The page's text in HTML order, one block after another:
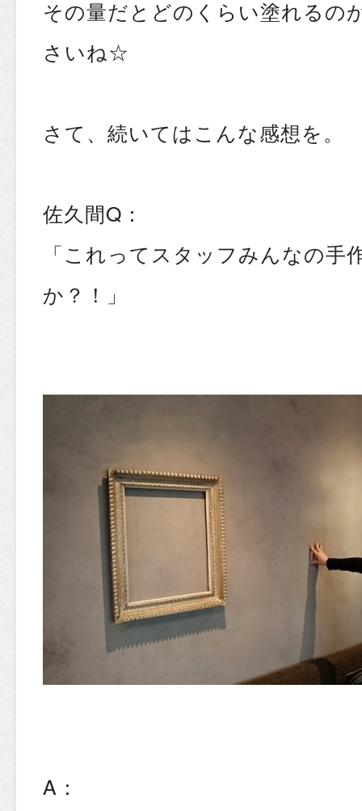
その量だとどのくらい塗れるの
さいね☆
さて、続いてはこんな感想を。
佐久間Q：
「これってスタッフみんなの手
か？！」
A：